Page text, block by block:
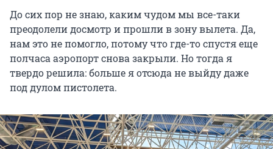
До сих пор не знаю, каким чудом мы все-таки
преодолели досмотр и прошли в зону вылета. Да,
нам это не помогло, потому что где-то спустя еще
полчаса аэропорт снова закрыли. Но тогда я
твердо решила: больше я отсюда не выйду даже
под дулом пистолета.